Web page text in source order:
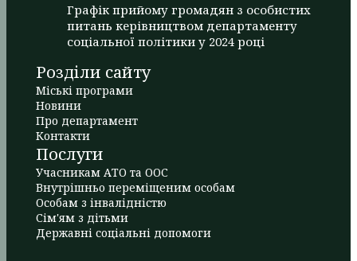
Графік прийому громадян з особистих
питань керівництвом департаменту
соціальної політики у 2024 році
Розділи сайту
Міські програми
Новини
Про департамент
Контакти
Послуги
Учасникам АТО та ООС
Внутрішньо переміщеним особам
Особам з інвалідністю
Сім'ям з дітьми
Державні соціальні допомоги